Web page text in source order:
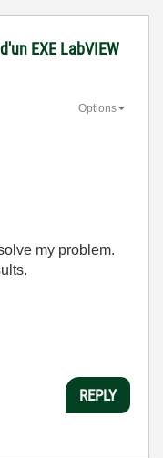
EXE LabVIEW
Options
my problem.
REPLY